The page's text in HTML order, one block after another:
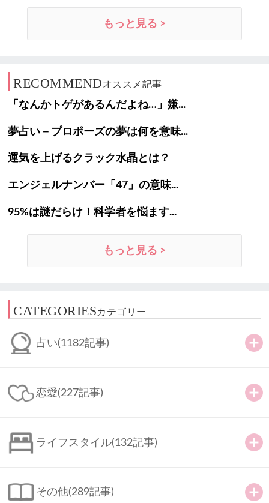
もっと見る >
RECOMMENDオススメ記事
「なんかトゲがあるんだよね…」嫌...
夢占い－プロポーズの夢は何を意味...
運気を上げるクラック水晶とは？
エンジェルナンバー「47」の意味...
95%は謎だらけ！科学者を悩ます...
もっと見る >
CATEGORIESカテゴリー
占い(1182記事)
恋愛(227記事)
ライフスタイル(132記事)
その他(289記事)